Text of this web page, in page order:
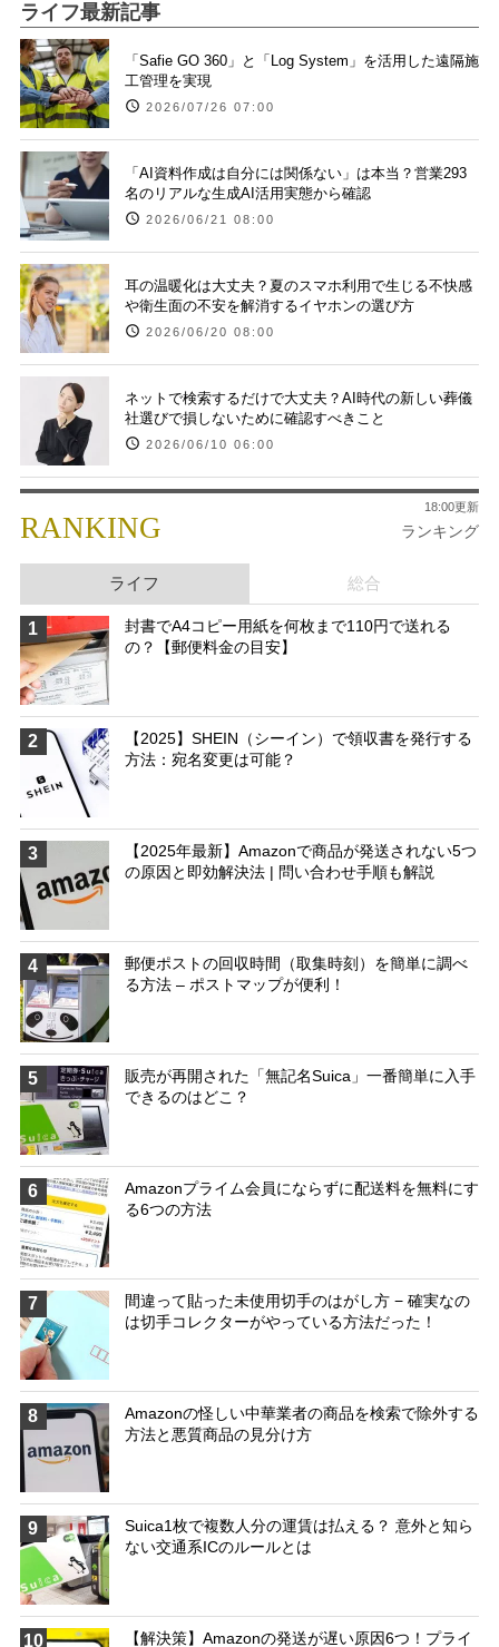
ライフ最新記事
「Safie GO 360」と「Log System」を活用した遠隔施
工管理を実現
2026/07/26 07:00
「AI資料作成は自分には関係ない」は本当？営業293
名のリアルな生成AI活用実態から確認
2026/06/21 08:00
耳の温暖化は大丈夫？夏のスマホ利用で生じる不快感
や衛生面の不安を解消するイヤホンの選び方
2026/06/20 08:00
ネットで検索するだけで大丈夫？AI時代の新しい葬儀
社選びで損しないために確認すべきこと
2026/06/10 06:00
RANKING ランキング
18:00更新
ライフ 総合
1
封書でA4コピー用紙を何枚まで110円で送れる
の？【郵便料金の目安】
2
【2025】SHEIN（シーイン）で領収書を発行する
方法：宛名変更は可能？
3
【2025年最新】Amazonで商品が発送されない5つ
の原因と即効解決法 | 問い合わせ手順も解説
4
郵便ポストの回収時間（取集時刻）を簡単に調べ
る方法 – ポストマップが便利！
5
販売が再開された「無記名Suica」一番簡単に入手
できるのはどこ？
6
Amazonプライム会員にならずに配送料を無料にす
る6つの方法
7
間違って貼った未使用切手のはがし方 − 確実なの
は切手コレクターがやっている方法だった！
8
Amazonの怪しい中華業者の商品を検索で除外する
方法と悪質商品の見分け方
9
Suica1枚で複数人分の運賃は払える？ 意外と知ら
ない交通系ICのルールとは
10 【解決策】Amazonの発送が遅い原因6つ！プライ